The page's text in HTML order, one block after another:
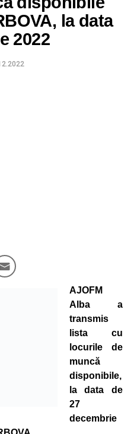
la data
2022
AJOFM
Alba a
transmis
lista cu
locurile de
muncă
disponibile,
la data de
27
decembrie